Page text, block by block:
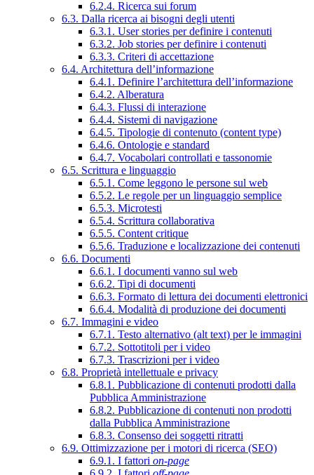
6.2.4. Ricerca sui forum
6.3. Dalla ricerca ai bisogni degli utenti
6.3.1. User stories per definire i contenuti
6.3.2. Job stories per definire i contenuti
6.3.3. Criteri di accettazione
6.4. Architettura dell’informazione
6.4.1. Definire l’architettura dell’informazione
6.4.2. Alberatura
6.4.3. Flussi di interazione
6.4.4. Sistemi di navigazione
6.4.5. Tipologie di contenuto (content type)
6.4.6. Ontologie e standard
6.4.7. Vocabolari controllati e tassonomie
6.5. Scrittura e linguaggio
6.5.1. Come leggono le persone sul web
6.5.2. Le regole per un linguaggio semplice
6.5.3. Microtesti
6.5.4. Scrittura collaborativa
6.5.5. Content critique
6.5.6. Traduzione e localizzazione dei contenuti
6.6. Documenti
6.6.1. I documenti vanno sul web
6.6.2. Tipi di documenti
6.6.3. Formato di lettura dei documenti elettronici
6.6.4. Modalità di produzione dei documenti
6.7. Immagini e video
6.7.1. Testo alternativo (alt text) per le immagini
6.7.2. Sottotitoli per i video
6.7.3. Trascrizioni per i video
6.8. Proprietà intellettuale e privacy
6.8.1. Pubblicazione di contenuti prodotti dalla
Pubblica Amministrazione
6.8.2. Pubblicazione di contenuti non prodotti
dalla Pubblica Amministrazione
6.8.3. Consenso dei soggetti ritratti
6.9. Ottimizzazione per i motori di ricerca (SEO)
6.9.1. I fattori on-page